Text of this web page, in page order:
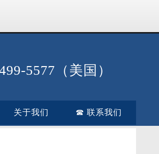
5577（美国）
关于我们 ☎ 联系我们